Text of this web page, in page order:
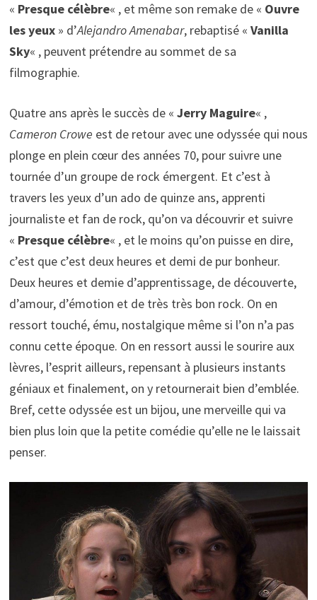
« Presque célèbre« , et même son remake de « Ouvre
les yeux» d’Alejandro Amenabar, rebaptisé « Vanilla
Sky« , peuvent prétendre au sommet de sa
filmographie.
Quatre ans après le succès de « Jerry Maguire« ,
Cameron Crowe est de retour avec une odyssée qui nous
plonge en plein cœur des années 70, pour suivre une
tournée d’un groupe de rock émergent. Et c’est à
travers les yeux d’un ado de quinze ans, apprenti
journaliste et fan de rock, qu’on va découvrir et suivre
« Presque célèbre« , et le moins qu’on puisse en dire,
c’est que c’est deux heures et demi de pur bonheur.
Deux heures et demie d’apprentissage, de découverte,
d’amour, d’émotion et de très très bon rock. On en
ressort touché, ému, nostalgique même si l’on n’a pas
connu cette époque. On en ressort aussi le sourire aux
lèvres, l’esprit ailleurs, repensant à plusieurs instants
géniaux et finalement, on y retournerait bien d’emblée.
Bref, cette odyssée est un bijou, une merveille qui va
bien plus loin que la petite comédie qu’elle ne le laissait
penser.